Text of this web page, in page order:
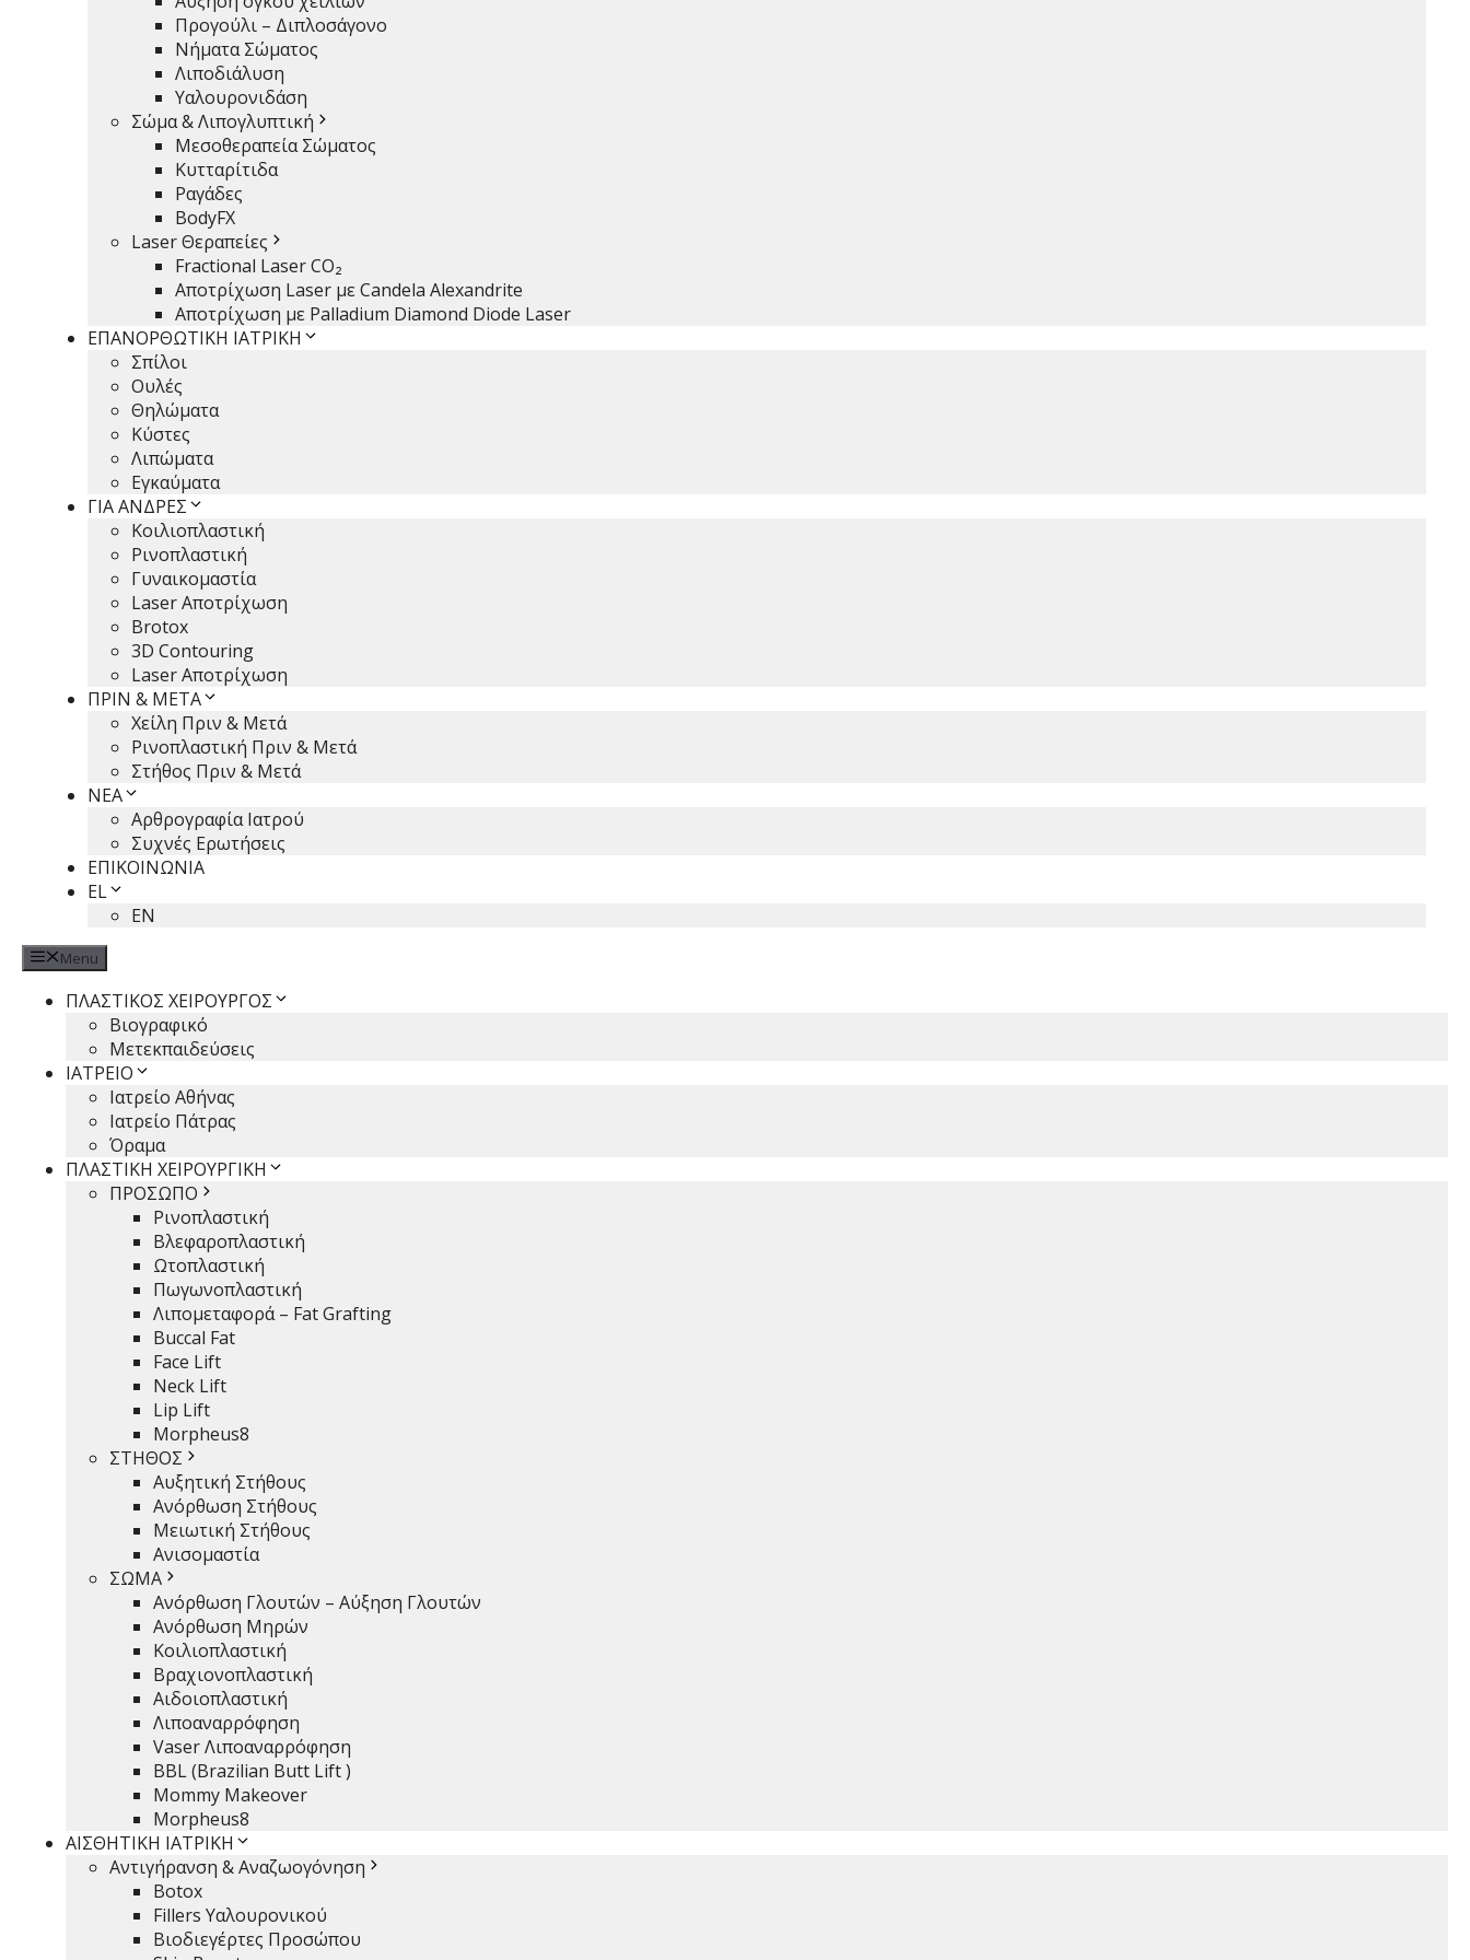
Προγούλι – Διπλοσάγονο
Νήματα Σώματος
Λιποδιάλυση
Υαλουρονιδάση
Σώμα & Λιπογλυπτική
Μεσοθεραπεία Σώματος
Κυτταρίτιδα
Ραγάδες
BodyFX
Laser Θεραπείες
Fractional Laser CO₂
Αποτρίχωση Laser με Candela Alexandrite
Αποτρίχωση με Palladium Diamond Diode Laser
ΕΠΑΝΟΡΘΩΤΙΚΗ ΙΑΤΡΙΚΗ
Σπίλοι
Ουλές
Θηλώματα
Κύστες
Λιπώματα
Εγκαύματα
ΓΙΑ ΑΝΔΡΕΣ
Κοιλιοπλαστική
Ρινοπλαστική
Γυναικομαστία
Laser Αποτρίχωση
Brotox
3D Contouring
Laser Αποτρίχωση
ΠΡΙΝ & ΜΕΤΑ
Χείλη Πριν & Μετά
Ρινοπλαστική Πριν & Μετά
Στήθος Πριν & Μετά
ΝΕΑ
Αρθρογραφία Ιατρού
Συχνές Ερωτήσεις
ΕΠΙΚΟΙΝΩΝΙΑ
EL
EN
Menu
ΠΛΑΣΤΙΚΟΣ ΧΕΙΡΟΥΡΓΟΣ
Βιογραφικό
Μετεκπαιδεύσεις
ΙΑΤΡΕΙΟ
Ιατρείο Αθήνας
Ιατρείο Πάτρας
Όραμα
ΠΛΑΣΤΙΚΗ ΧΕΙΡΟΥΡΓΙΚΗ
ΠΡΟΣΩΠΟ
Ρινοπλαστική
Βλεφαροπλαστική
Ωτοπλαστική
Πωγωνοπλαστική
Λιπομεταφορά – Fat Grafting
Buccal Fat
Face Lift
Neck Lift
Lip Lift
Morpheus8
ΣΤΗΘΟΣ
Αυξητική Στήθους
Ανόρθωση Στήθους
Μειωτική Στήθους
Ανισομαστία
ΣΩΜΑ
Ανόρθωση Γλουτών – Αύξηση Γλουτών
Ανόρθωση Μηρών
Κοιλιοπλαστική
Βραχιονοπλαστική
Αιδοιοπλαστική
Λιποαναρρόφηση
Vaser Λιποαναρρόφηση
BBL (Brazilian Butt Lift )
Mommy Makeover
Morpheus8
ΑΙΣΘΗΤΙΚΗ ΙΑΤΡΙΚΗ
Αντιγήρανση & Αναζωογόνηση
Botox
Fillers Υαλουρονικού
Βιοδιεγέρτες Προσώπου